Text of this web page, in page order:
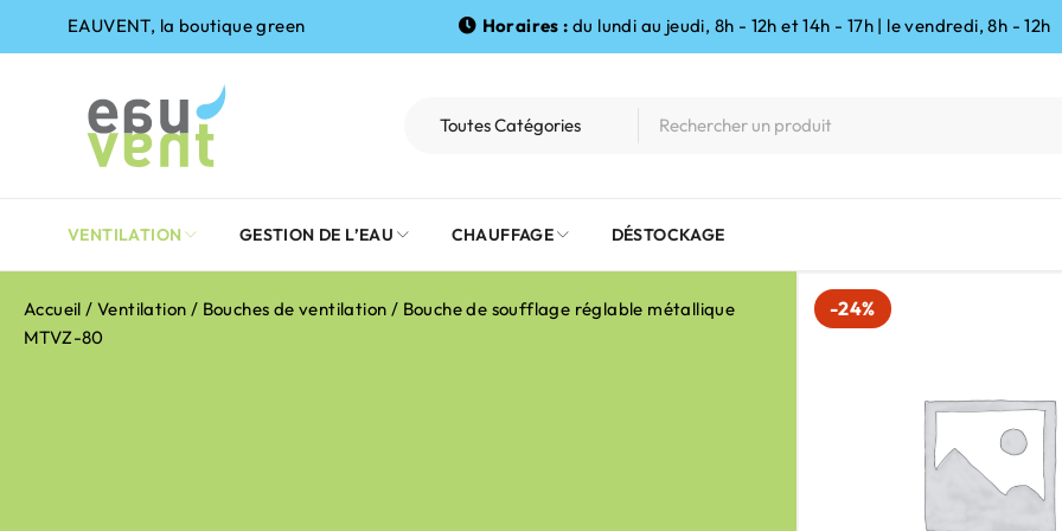
EAUVENT, la boutique green Horaires : du lundi au jeudi, 8h - 12h et 14h - 17h | le vendredi, 8h - 12h
VENTILATION GESTION DE L’EAU CHAUFFAGE DÉSTOCKAGE
Accueil /Ventilation / Bouches de ventilation / Bouche de soufflage réglable métallique
MTVZ-80
-24%